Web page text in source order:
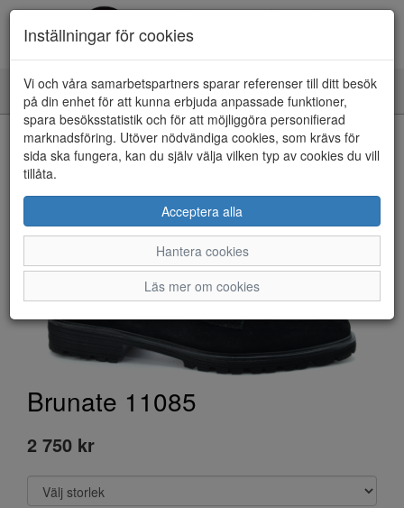
Toggle
navigation
HEM
Brunate 11085
2 750 kr
Inställningar för cookies
Vi och våra samarbetspartners sparar referenser till ditt besök
på din enhet för att kunna erbjuda anpassade funktioner,
spara besöksstatistik och för att möjliggöra personifierad
marknadsföring. Utöver nödvändiga cookies, som krävs för
sida ska fungera, kan du själv välja vilken typ av cookies du vill
tillåta.
Acceptera alla
Hantera cookies
Läs mer om cookies